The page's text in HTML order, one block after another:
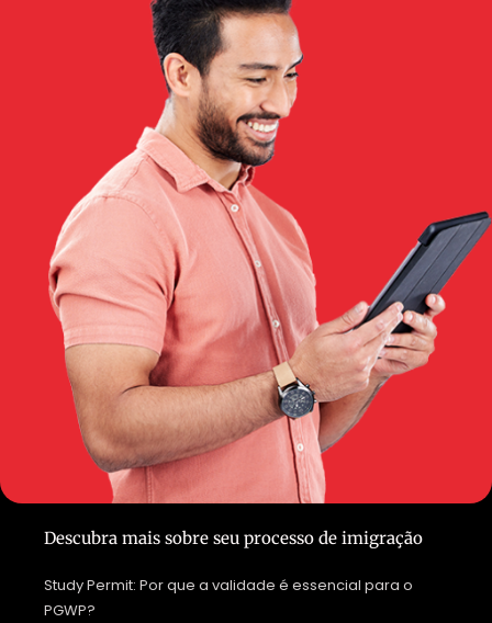
Descubra mais sobre seu processo de imigração
Study Permit: Por que a validade é essencial para o
PGWP?